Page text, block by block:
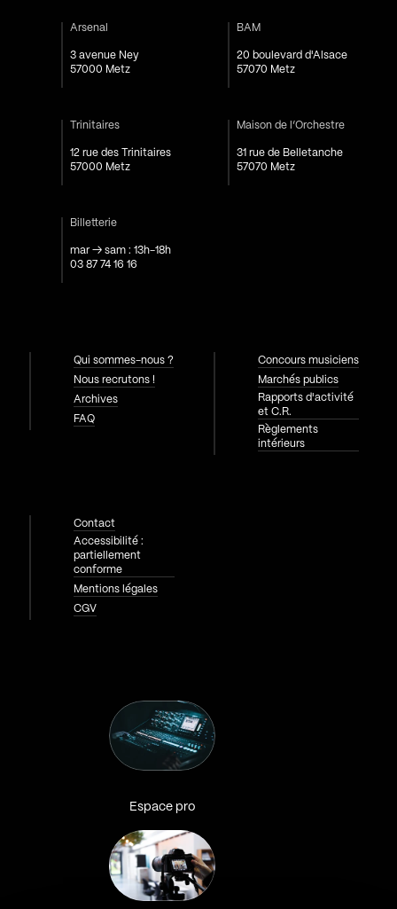
Arsenal
3 avenue Ney
57000 Metz
BAM
20 boulevard d'Alsace
57070 Metz
Trinitaires
12 rue des Trinitaires
57000 Metz
Maison de l’Orchestre
31 rue de Belletanche
57070 Metz
Billetterie
mar → sam : 13h-18h
03 87 74 16 16
Qui sommes-nous ?
Nous recrutons !
Archives
FAQ
Concours musiciens
Marchés publics
Rapports d'activité
et C.R.
Règlements
intérieurs
Contact
Accessibilité :
partiellement
conforme
Mentions légales
CGV
Espace pro